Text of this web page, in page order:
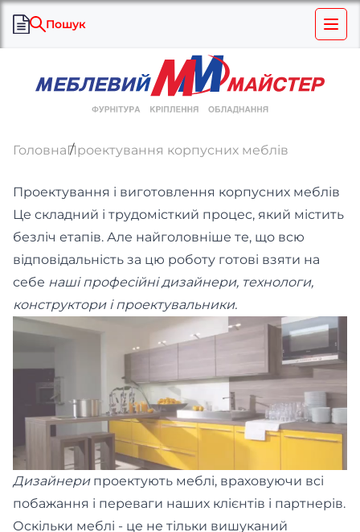
Пошук
ГоловнаПроектування корпусних меблів
Проектування і виготовлення корпусних меблів
Це складний і трудомісткий процес, який містить
безліч етапів. Але найголовніше те, що всю
відповідальність за цю роботу готові взяти на
себе наші професійні дизайнери, технологи,
конструктори і проектувальники.
Дизайнерипроектують меблі, враховуючи всі
побажання і переваги наших клієнтів і партнерів.
Оскільки меблі - це не тільки вишуканий